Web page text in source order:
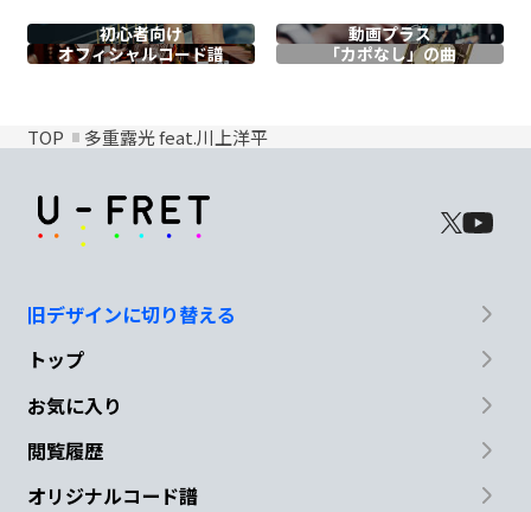
初心者向け
動画プラス
オフィシャルコード譜 「カポなし」の曲
TOP 多重露光 feat.川上洋平
旧デザインに切り替える
トップ
お気に入り
閲覧履歴
オリジナルコード譜